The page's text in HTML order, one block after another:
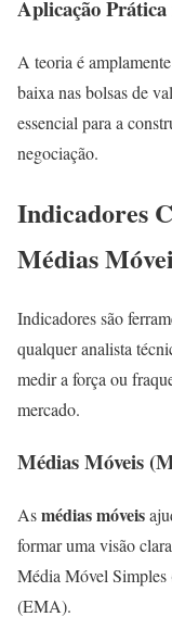
Aplicação
A teoria é
baixa nas bolsas de
essencial para a
negociação.
Indicadores
Médias
Indicadores são
qualquer analista
medir a força ou
mercado.
Médias Móveis
Asmédias móveis
formar uma visão
Média Móvel
(EMA).